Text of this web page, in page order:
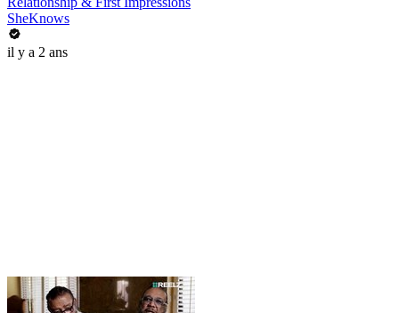
SheKnows
il y a 2 ans